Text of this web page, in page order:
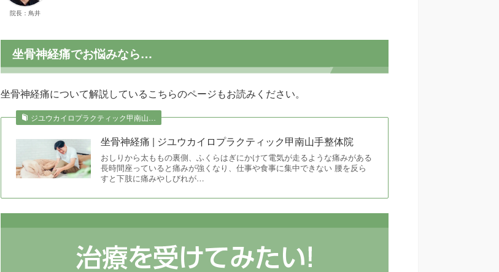
院長：鳥井
坐骨神経痛でお悩みなら…
坐骨神経痛について解説しているこちらのページもお読みください。
ジユウカイロプラクティック甲南山…
坐骨神経痛 | ジユウカイロプラクティック甲南山手整体院
おしりから太ももの裏側、ふくらはぎにかけて電気が走るような痛みがある
長時間座っていると痛みが強くなり、仕事や食事に集中できない 腰を反ら
すと下肢に痛みやしびれが…